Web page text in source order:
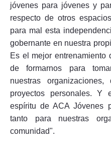
jóvenes para jóvenes y
respecto de otros
para mal esta
gobernante en nuestra
Es el mejor entrenamiento
de formarnos para
nuestras
proyectos personales. Y
espíritu de ACA Jóvenes
tanto para nuestras
comunidad".